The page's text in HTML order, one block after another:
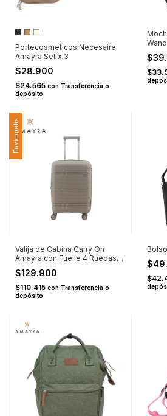
Portecosmeticos Necesaire
Amayra Set x 3
$28.900
$24.565 con Transferencia o
depósito
Envío gratis
Valija de Cabina Carry On
Amayra con Fuelle 4 Ruedas
Dobles PP 20" Taupe U
$129.900
$110.415 con Transferencia o
depósito